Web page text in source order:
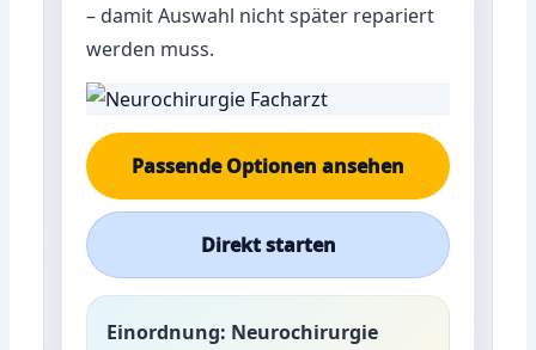
– damit Auswahl nicht später repariert
werden muss.
Passende Optionen ansehen
Direkt starten
Einordnung: Neurochirurgie